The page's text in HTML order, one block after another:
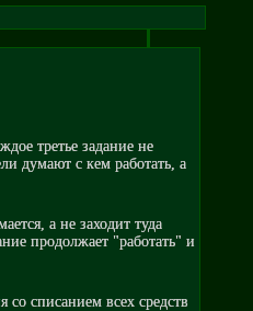
третье задание не
думают с кем работать, а
а не заходит туда
продолжает "работать" и
со списанием всех средств